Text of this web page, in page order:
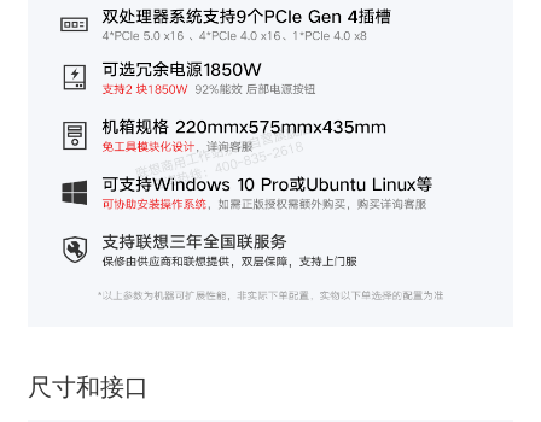
尺寸和接口